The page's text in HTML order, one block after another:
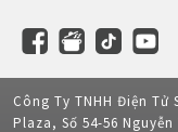
Công Ty TNHH Điện Tử
Plaza, Số 54-56